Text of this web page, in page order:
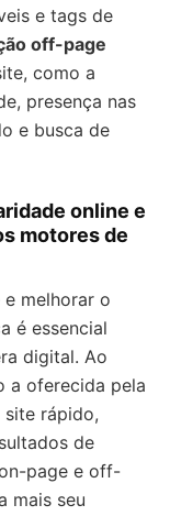
e tags de
off-page
como a
presença nas
e busca de
online e
motores de
melhorar o
é essencial
digital. Ao
a oferecida pela
site rápido,
de
page e off-
mais seu